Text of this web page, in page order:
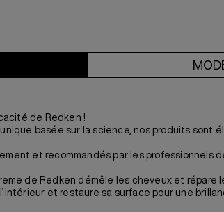
de Redken !
basée sur la science, nos produits
et recommandés par les professionnels
de Redken démêle les cheveux et répare
et restaure sa surface pour une